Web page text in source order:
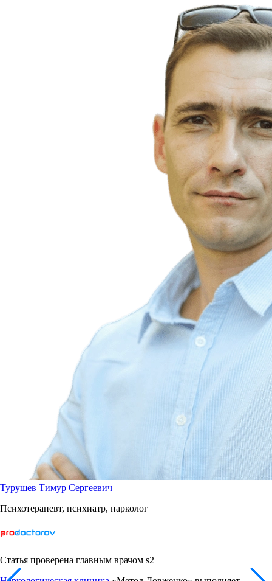
Турушев Тимур Сергеевич
Психотерапевт, психиатр, нарколог
Статья проверена главным врачом s2